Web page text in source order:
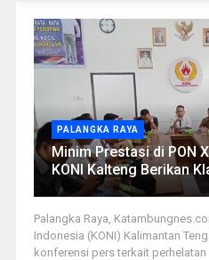
PALANGKA RAYA
Minim Prestasi di PON
KONI Kalteng Berikan
Palangka Raya,
Indonesia (KONI) Kalimantan
konferensi pers terkait perhelatan